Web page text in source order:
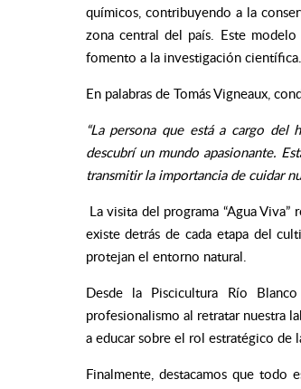
químicos, contribuyendo a la
zona central del país. Este
fomento a la investigación científica.
En palabras de Tomás Vigneaux,
“La persona que está a cargo del
descubrí un mundo apasionante.
transmitir la importancia de cuidar
La visita del programa “Agua
existe detrás de cada etapa del
protejan el entorno natural.
Desde la Piscicultura Río
profesionalismo al retratar nuestra
a educar sobre el rol estratégico de
Finalmente, destacamos que